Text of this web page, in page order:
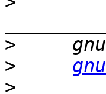
>
>
>